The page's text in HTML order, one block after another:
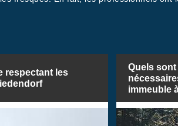
respectant les
Quels
immeuble